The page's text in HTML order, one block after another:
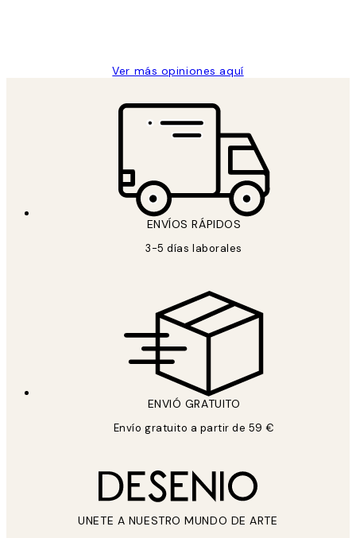
Ver más opiniones aquí
ENVÍOS RÁPIDOS
3-5 días laborales
ENVIÓ GRATUITO
Envío gratuito a partir de 59 €
UNETE A NUESTRO MUNDO DE ARTE